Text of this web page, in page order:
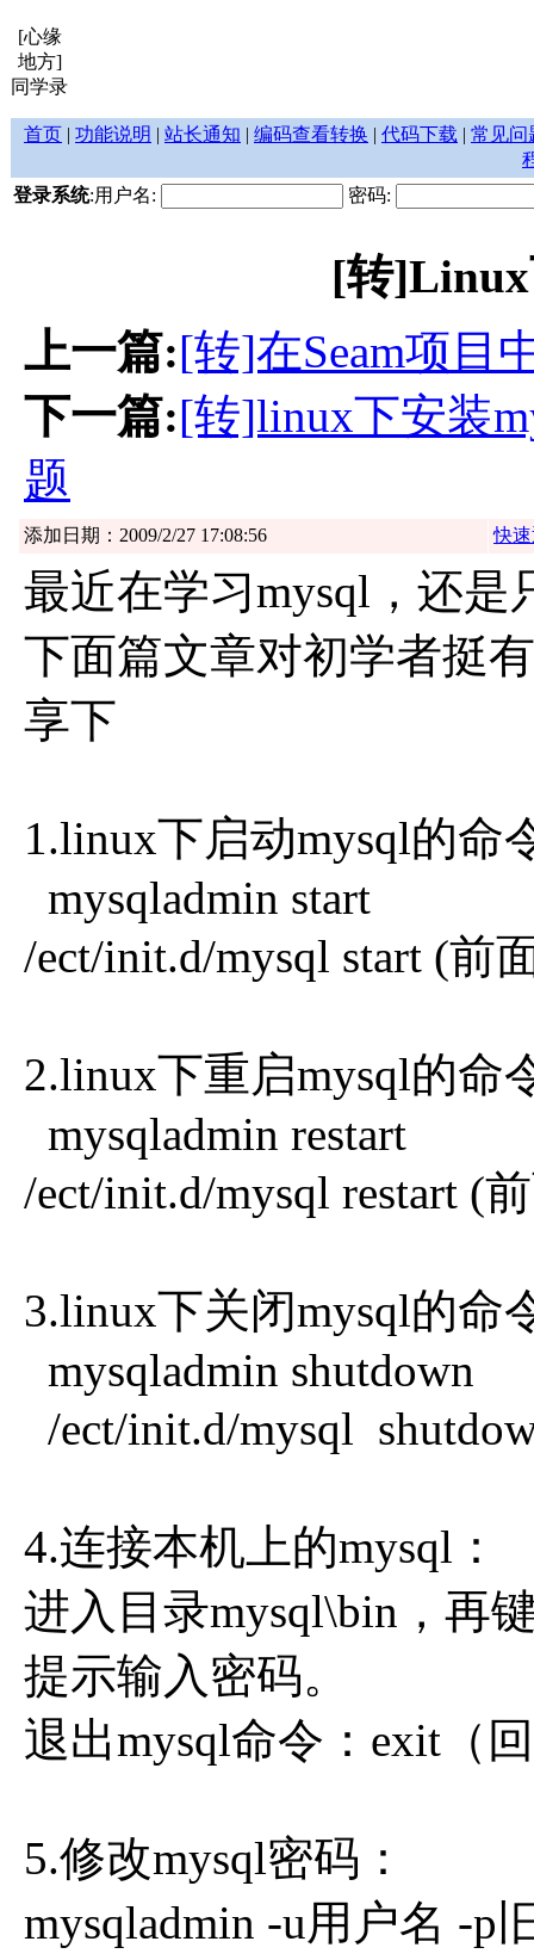
[心缘
地方]
同学录
首页 | 功能说明 | 站长通知 | 编码查看转换 | 代码下载 | 常见问
登录系统:用户名: 密码:
[转
上一篇:[转]在Seam项目
下一篇:[转]linux下安装
题
添加日期：2009/2/27 17:08:56 快
最近在学习mysql，还是
下面篇文章对初学者挺
享下
1.linux下启动mysql的命
mysqladmin start
/ect/init.d/mysql start (前
2.linux下重启mysql的命
mysqladmin restart
/ect/init.d/mysql restart (
3.linux下关闭mysql的命
mysqladmin shutdown
/ect/init.d/mysql
4.连接本机上的mysql：
进入目录mysql\bin，再
提示输入密码。
退出mysql命令：exit（
5.修改mysql密码：
mysqladmin -u用户名 -p